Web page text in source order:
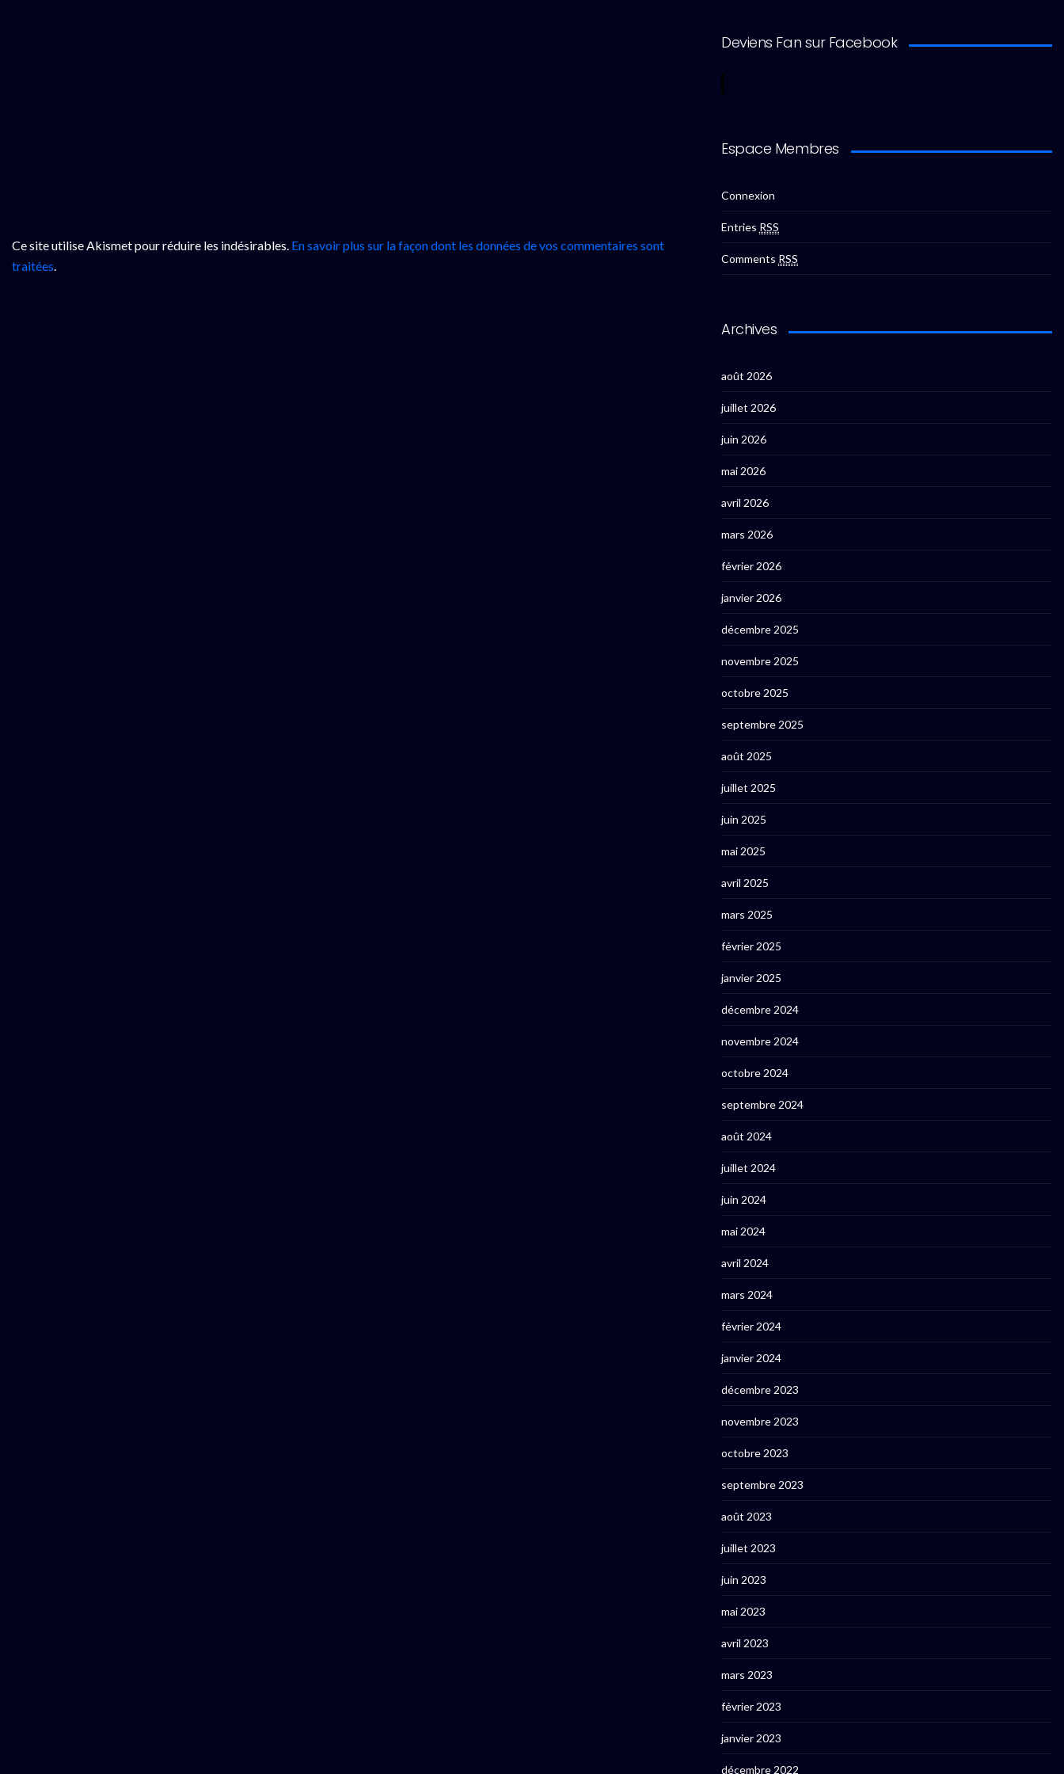
Ce site utilise Akismet pour réduire les indésirables. En savoir plus sur la façon dont les données de vos commentaires sont
traitées.
Deviens Fan sur Facebook
Espace Membres
Connexion
Entries RSS
Comments RSS
Archives
août 2026
juillet 2026
juin 2026
mai 2026
avril 2026
mars 2026
février 2026
janvier 2026
décembre 2025
novembre 2025
octobre 2025
septembre 2025
août 2025
juillet 2025
juin 2025
mai 2025
avril 2025
mars 2025
février 2025
janvier 2025
décembre 2024
novembre 2024
octobre 2024
septembre 2024
août 2024
juillet 2024
juin 2024
mai 2024
avril 2024
mars 2024
février 2024
janvier 2024
décembre 2023
novembre 2023
octobre 2023
septembre 2023
août 2023
juillet 2023
juin 2023
mai 2023
avril 2023
mars 2023
février 2023
janvier 2023
décembre 2022